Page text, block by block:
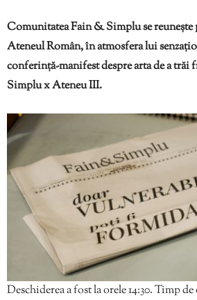
Comunitatea Fain & Simplu se reunește
Ateneul Român, în atmosfera lui
conferință-manifest despre arta de a trăi
Simplu x Ateneu III.
Deschiderea a fost la orele 14:30. Timp